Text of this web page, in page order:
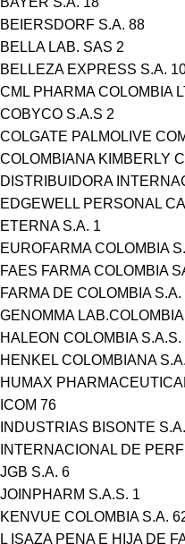
BEIERSDORF S.A. 88
BELLA LAB. SAS 2
BELLEZA EXPRESS S.A.
CML PHARMA COLOMBIA
COBYCO S.A.S 2
COLGATE PALMOLIVE
COLOMBIANA KIMBERLY
DISTRIBUIDORA
EDGEWELL PERSONAL
ETERNA S.A. 1
EUROFARMA COLOMBIA
FAES FARMA COLOMBIA
FARMA DE COLOMBIA S.A.
GENOMMA LAB.COLOMBIA
HALEON COLOMBIA S.A.S.
HENKEL COLOMBIANA S.A.
HUMAX
ICOM 76
INDUSTRIAS BISONTE S.A.
INTERNACIONAL DE
JGB S.A. 6
JOINPHARM S.A.S. 1
KENVUE COLOMBIA S.A.
L ISAZA PENA E HIJA DE